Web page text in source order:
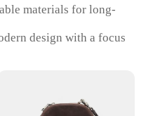
materials for long-
design with a focus
the go
for commuting,
time